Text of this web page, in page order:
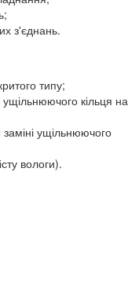
з'єднань.
типу;
ущільнюючого кільця на
ущільнюючого
вологи).